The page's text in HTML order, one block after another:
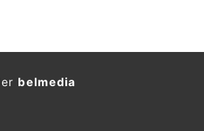
belmedia